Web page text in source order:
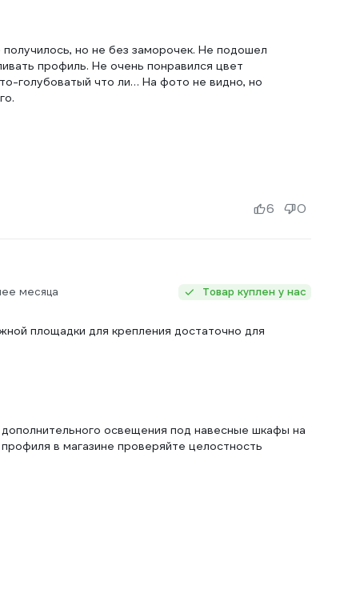
но не без заморочек. Не подошел
профиль. Не очень понравился цвет
голубоватый что ли… На фото не видно, но
6 0
месяца Товар куплен у нас
площадки для крепления достаточно для
освещения под навесные шкафы на
в магазине проверяйте целостность